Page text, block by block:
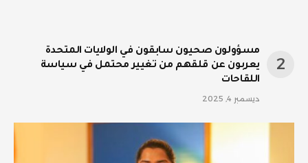
مسؤولون صحيون سابقون في الولايات المتحدة
يعربون عن قلقهم من تغيير محتمل في سياسة
اللقاحات
ديسمبر 4, 2025